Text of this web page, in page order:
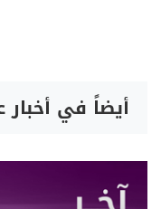
أيضاً في أخبار